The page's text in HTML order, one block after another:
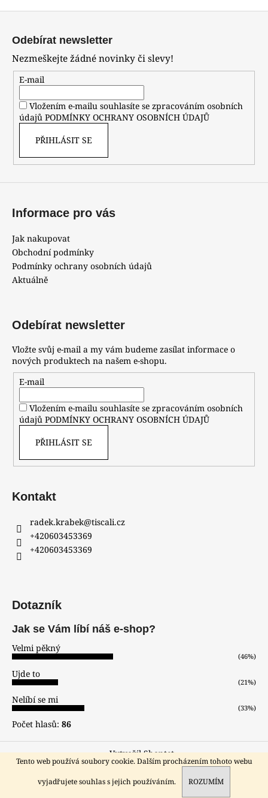
Tento web používá soubory cookie. Dalším procházením tohoto webu
vyjadřujete souhlas s jejich používáním.
ROZUMÍM
Sleva pro registrované zákazníky!!!
Odebírat newsletter
Nezmeškejte žádné novinky či slevy!
E-mail
Vložením e-mailu souhlasíte se zpracováním osobních
údajů PODMÍNKY OCHRANY OSOBNÍCH ÚDAJŮ
PŘIHLÁSIT SE
Informace pro vás
Jak nakupovat
Obchodní podmínky
Podmínky ochrany osobních údajů
Aktuálně
Odebírat newsletter
Vložte svůj e-mail a my vám budeme zasílat informace o
nových produktech na našem e-shopu.
E-mail
Vložením e-mailu souhlasíte se zpracováním osobních
údajů PODMÍNKY OCHRANY OSOBNÍCH ÚDAJŮ
PŘIHLÁSIT SE
Kontakt
radek.krabek@tiscali.cz
+420603453369
+420603453369
Dotazník
Jak se Vám líbí náš e-shop?
Velmi pěkný
(46%)
Ujde to
(21%)
Nelíbí se mi
(33%)
Počet hlasů: 86
Vytvořil Shoptet